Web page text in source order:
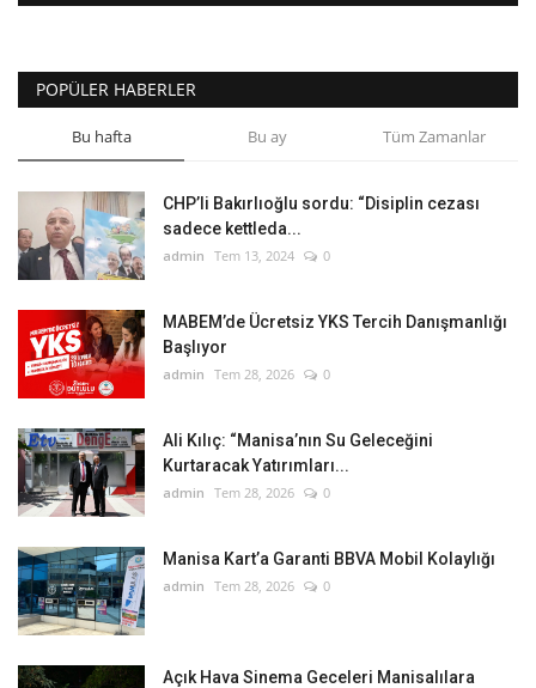
POPÜLER HABERLER
Bu hafta Bu ay Tüm Zamanlar
CHP’li Bakırlıoğlu sordu: “Disiplin cezası
sadece kettleda...
admin Tem 13, 2024 0
MABEM’de Ücretsiz YKS Tercih Danışmanlığı
Başlıyor
admin Tem 28, 2026 0
Ali Kılıç: “Manisa’nın Su Geleceğini
Kurtaracak Yatırımları...
admin Tem 28, 2026 0
Manisa Kart’a Garanti BBVA Mobil Kolaylığı
admin Tem 28, 2026 0
Açık Hava Sinema Geceleri Manisalılara